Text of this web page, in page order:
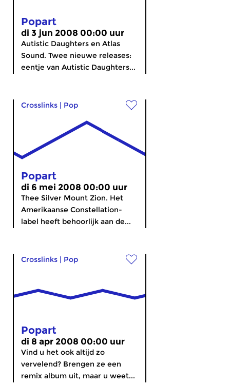
Popart
di 3 jun 2008 00:00 uur
Autistic Daughters en Atlas
Sound. Twee nieuwe releases:
eentje van Autistic Daughters...
Crosslinks | Pop
Popart
di 6 mei 2008 00:00 uur
Thee Silver Mount Zion. Het
Amerikaanse Constellation-
label heeft behoorlijk aan de...
Crosslinks | Pop
Popart
di 8 apr 2008 00:00 uur
Vind u het ook altijd zo
vervelend? Brengen ze een
remix album uit, maar u weet...